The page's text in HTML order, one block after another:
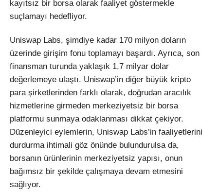
kayıtsız bir borsa olarak faaliyet göstermekle
suçlamayı hedefliyor.
Uniswap Labs, şimdiye kadar 170 milyon doların
üzerinde girişim fonu toplamayı başardı. Ayrıca, son
finansman turunda yaklaşık 1,7 milyar dolar
değerlemeye ulaştı. Uniswap’in diğer büyük kripto
para şirketlerinden farklı olarak, doğrudan aracılık
hizmetlerine girmeden merkeziyetsiz bir borsa
platformu sunmaya odaklanması dikkat çekiyor.
Düzenleyici eylemlerin, Uniswap Labs’in faaliyetlerini
durdurma ihtimali göz önünde bulundurulsa da,
borsanın ürünlerinin merkeziyetsiz yapısı, onun
bağımsız bir şekilde çalışmaya devam etmesini
sağlıyor.